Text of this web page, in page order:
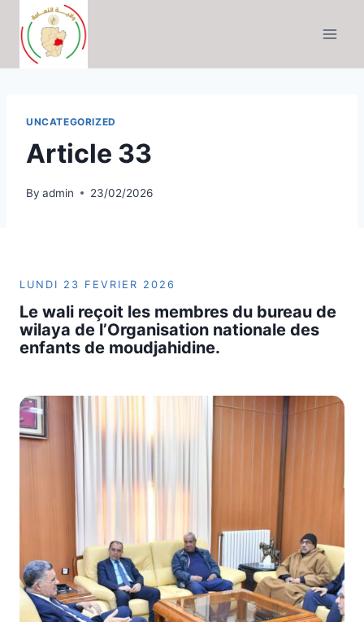
content
UNCATEGORIZED
Article 33
By admin 23/02/2026
LUNDI 23 FEVRIER 2026
Le wali reçoit les membres du bureau de
wilaya de l’Organisation nationale des
enfants de moudjahidine.